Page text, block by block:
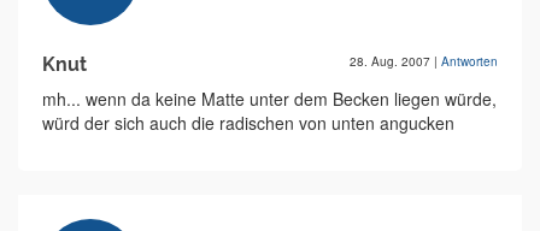
Knut 28. Aug. 2007 | Antworten
mh... wenn da keine Matte unter dem Becken liegen würde,
würd der sich auch die radischen von unten angucken